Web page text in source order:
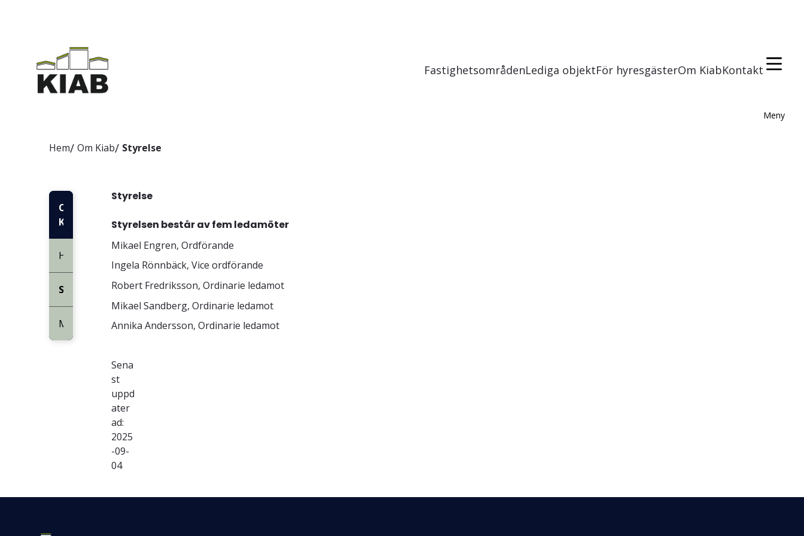
FastighetsområdenLediga objektFör hyresgästerOm KiabKontakt
Meny
Hem Om Kiab Styrelse
Styrelse
Styrelsen består av fem ledamöter
Mikael Engren, Ordförande
Ingela Rönnbäck, Vice ordförande
Robert Fredriksson, Ordinarie ledamot
Mikael Sandberg, Ordinarie ledamot
Annika Andersson, Ordinarie ledamot
Sena
st
uppd
ater
ad:
2025
-09-
04
Om
Kiab
Hamnverksamhet
Styrelse
Medarbetare